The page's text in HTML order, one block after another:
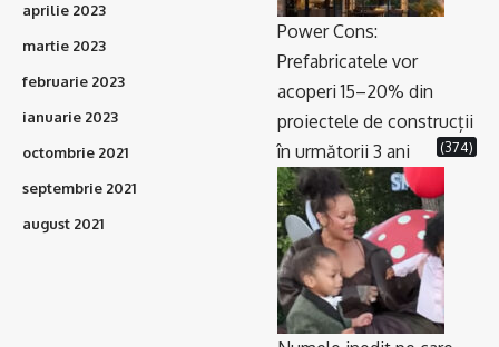
aprilie 2023
martie 2023
februarie 2023
ianuarie 2023
octombrie 2021
septembrie 2021
august 2021
Power Cons:
Prefabricatele vor
acoperi 15–20% din
proiectele de construcții
în următorii 3 ani
(374)